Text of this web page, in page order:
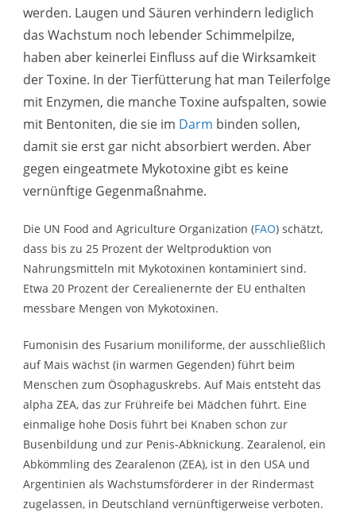
werden. Laugen und Säuren verhindern lediglich
das Wachstum noch lebender Schimmelpilze,
haben aber keinerlei Einfluss auf die Wirksamkeit
der Toxine. In der Tierfütterung hat man Teilerfolge
mit Enzymen, die manche Toxine aufspalten, sowie
mit Bentoniten, die sie im Darm binden sollen,
damit sie erst gar nicht absorbiert werden. Aber
gegen eingeatmete Mykotoxine gibt es keine
vernünftige Gegenmaßnahme.
Die UN Food and Agriculture Organization (FAO) schätzt,
dass bis zu 25 Prozent der Weltproduktion von
Nahrungsmitteln mit Mykotoxinen kontaminiert sind.
Etwa 20 Prozent der Cerealienernte der EU enthalten
messbare Mengen von Mykotoxinen.
Fumonisin des Fusarium moniliforme, der ausschließlich
auf Mais wächst (in warmen Gegenden) führt beim
Menschen zum Ösophaguskrebs. Auf Mais entsteht das
alpha ZEA, das zur Frühreife bei Mädchen führt. Eine
einmalige hohe Dosis führt bei Knaben schon zur
Busenbildung und zur Penis-Abknickung. Zearalenol, ein
Abkömmling des Zearalenon (ZEA), ist in den USA und
Argentinien als Wachstumsförderer in der Rindermast
zugelassen, in Deutschland vernünftigerweise verboten.